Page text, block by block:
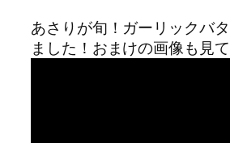
あさりが旬！ガーリックバ
ました！おまけの画像も見